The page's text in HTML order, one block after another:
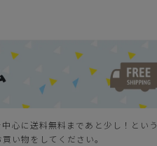
心に送料無料まであと少し！という
い物をしてください。